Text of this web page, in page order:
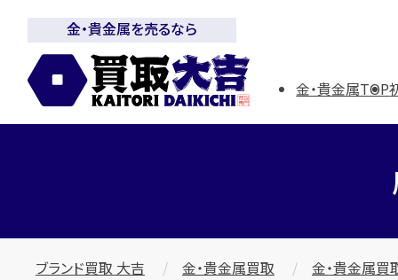
金・貴金属を売るなら
金・貴金属TOP
ブランド買取 大吉 金・貴金属買取 金・貴金属